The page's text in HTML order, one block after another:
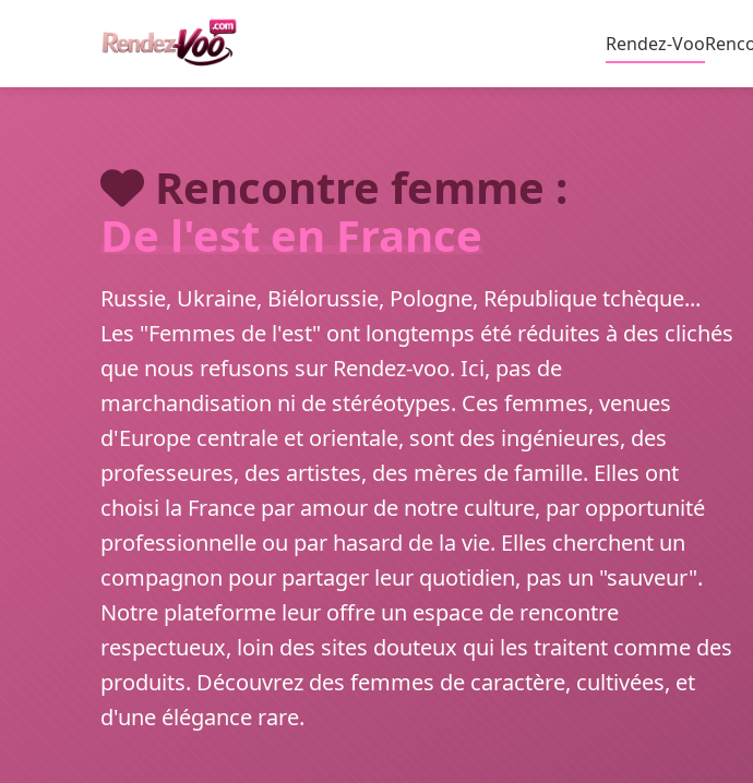
Rendez-Voo
Rencontre femme :
De l'est en France
Russie, Ukraine, Biélorussie, Pologne, République tchèque...
Les "Femmes de l'est" ont longtemps été réduites à des clichés
que nous refusons sur Rendez-voo. Ici, pas de
marchandisation ni de stéréotypes. Ces femmes, venues
d'Europe centrale et orientale, sont des ingénieures, des
professeures, des artistes, des mères de famille. Elles ont
choisi la France par amour de notre culture, par opportunité
professionnelle ou par hasard de la vie. Elles cherchent un
compagnon pour partager leur quotidien, pas un "sauveur".
Notre plateforme leur offre un espace de rencontre
respectueux, loin des sites douteux qui les traitent comme des
produits. Découvrez des femmes de caractère, cultivées, et
d'une élégance rare.